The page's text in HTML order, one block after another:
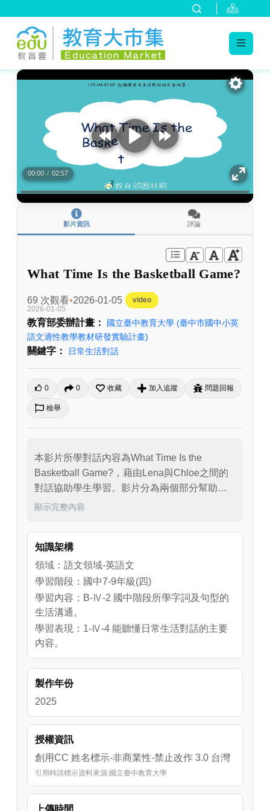
:::
00:00 / 02:57
影片資訊 評論
What Time Is the Basketball Game?
69 次觀看 2026-01-05
video
2026-01-05
教育部委辦計畫： 國立臺中教育大學 (臺中市國中小英
語文適性教學教材研發實驗計畫)
關鍵字： 日常生活對話
0 0 收藏 加入追蹤 問題回報
檢舉
本影片所學對話內容為What Time Is the
Basketball Game?，藉由Lena與Chloe之間的
對話協助學生學習。影片分為兩個部分幫助學
生學習。首先，讓學生理解對話內容，從對話
賽，但Chole在5點後有預約牙醫，因此最後她
們選擇去觀看兩點的比賽。此外，她們也安排
在11點30分的時候與Emily一同吃午餐。接著，
2點再到籃球場支持Emily比賽。透過練習題來
協助學生檢視他們對會話內容的理解程度。
顯示完整內容
知識架構
領域：語文領域-英語文
學習階段：國中7-9年級(四)
學習內容：B-Ⅳ-2 國中階段所學字詞及句型的
生活溝通。
學習表現：1-Ⅳ-4 能聽懂日常生活對話的主要
內容。
製作年份
2025
授權資訊
創用CC 姓名標示-非商業性-禁止改作 3.0 台灣
引用時請標示資料來源:國立臺中教育大學
上傳時間